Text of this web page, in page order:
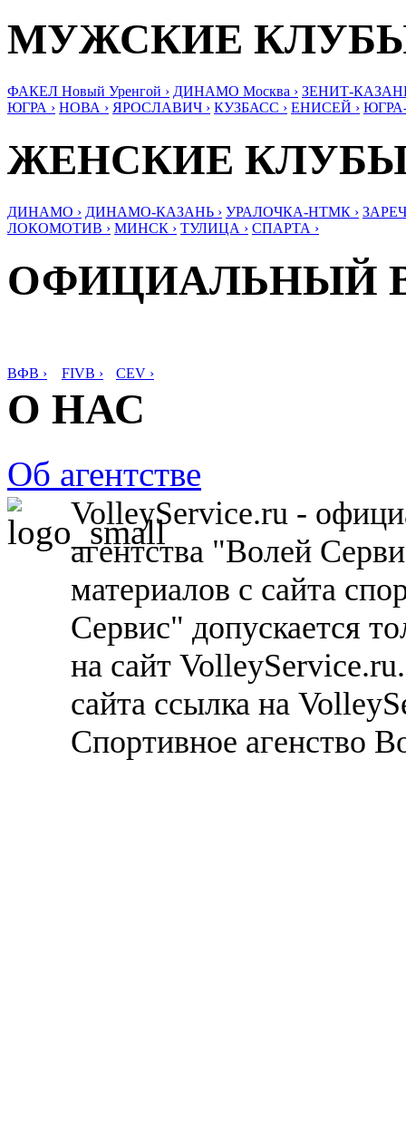
МУЖСКИЕ
ФАКЕЛ Новый Уренгой › ДИНАМО Москва › ЗЕНИТ-
ЮГРА › НОВА › ЯРОСЛАВИЧ › КУЗБАСС › ЕНИСЕЙ ›
ЖЕНСКИЕ
ДИНАМО › ДИНАМО-КАЗАНЬ › УРАЛОЧКА-НТМК ›
ЛОКОМОТИВ › МИНСК › ТУЛИЦА › СПАРТА ›
ОФИЦИАЛЬНЫЙ
ВФВ › FIVB › CEV ›
О НАС
Об агентстве
VolleyService.ru -
агентства "Волей
материалов с сайта
Сервис" допускается
на сайт
сайта ссылка на
Спортивное агенство